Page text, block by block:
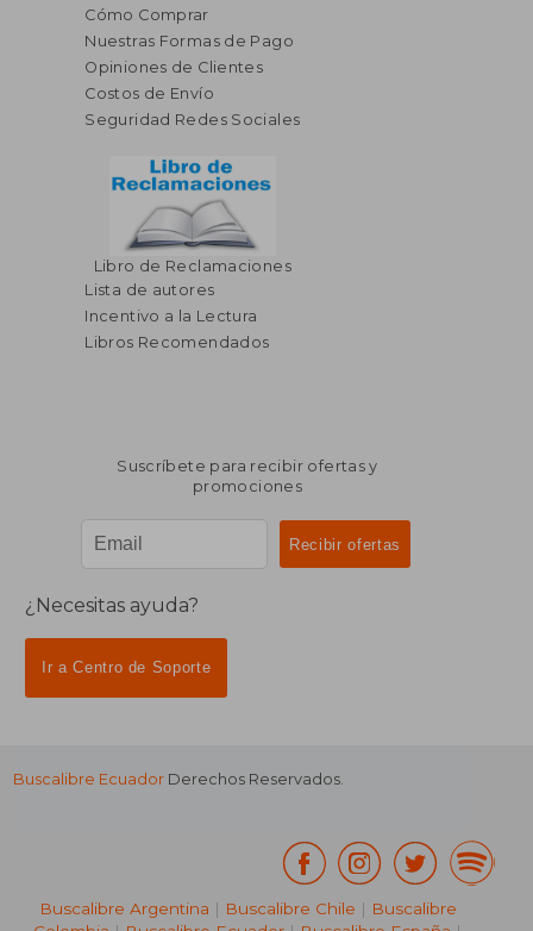
Cómo Comprar
Nuestras Formas de Pago
Opiniones de Clientes
Costos de Envío
Seguridad Redes Sociales
Libro de Reclamaciones
Lista de autores
Incentivo a la Lectura
Libros Recomendados
Suscríbete para recibir ofertas y
promociones
¿Necesitas ayuda?
Ir a Centro de Soporte
Buscalibre Ecuador Derechos Reservados.
Buscalibre Argentina | Buscalibre Chile | Buscalibre